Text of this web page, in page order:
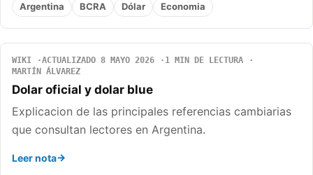
Argentina BCRA Dólar Economia
WIKI ACTUALIZADO 8 MAYO 2026
1 MIN DE LECTURA
MARTÍN ÁLVAREZ
Dolar oficial y dolar blue
Explicacion de las principales referencias cambiarias
que consultan lectores en Argentina.
Leer nota